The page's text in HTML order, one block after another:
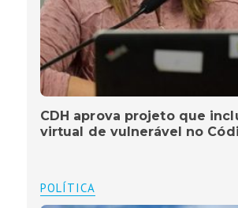
CDH aprova projeto que
virtual de vulnerável no
POLÍTICA